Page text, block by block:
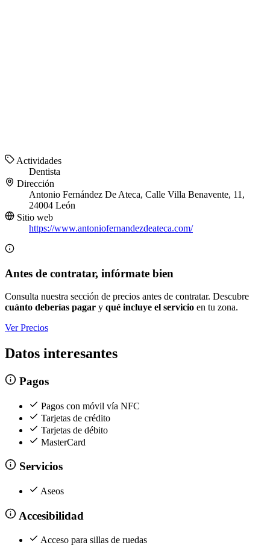
Actividades
Dentista
Dirección
Antonio Fernández De Ateca, Calle Villa Benavente, 11,
24004 León
Sitio web
https://www.antoniofernandezdeateca.com/
Antes de contratar, infórmate bien
Consulta nuestra sección de precios antes de contratar. Descubre
cuánto deberías pagar y qué incluye el servicio en tu zona.
Ver Precios
Datos interesantes
Pagos
Pagos con móvil vía NFC
Tarjetas de crédito
Tarjetas de débito
MasterCard
Servicios
Aseos
Accesibilidad
Acceso para sillas de ruedas